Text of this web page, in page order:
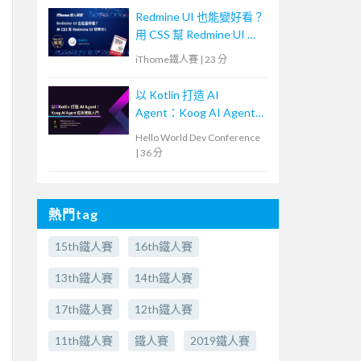
Redmine UI 也能變好看？
用 CSS 幫 Redmine UI 微
iThome鐵人賽 | 23 分
以 Kotlin 打造 AI
Agent：Koog AI Agent
Hello World Dev Conference
| 36 分
熱門tag
15th鐵人賽 16th鐵人賽
13th鐵人賽 14th鐵人賽
17th鐵人賽 12th鐵人賽
11th鐵人賽 鐵人賽 2019鐵人賽